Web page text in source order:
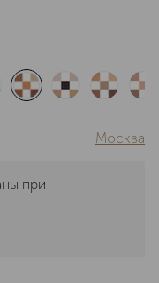
Москва
при